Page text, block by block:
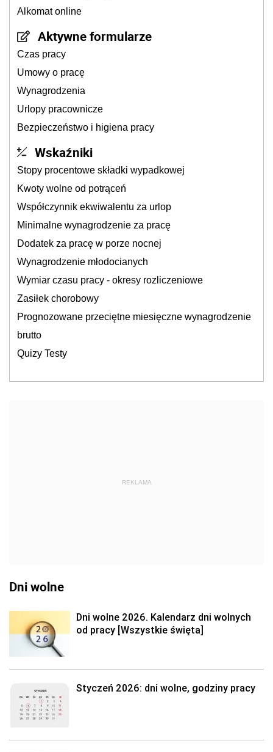
Alkomat online
Aktywne formularze
Czas pracy
Umowy o pracę
Wynagrodzenia
Urlopy pracownicze
Bezpieczeństwo i higiena pracy
Wskaźniki
Stopy procentowe składki wypadkowej
Kwoty wolne od potrąceń
Współczynnik ekwiwalentu za urlop
Minimalne wynagrodzenie za pracę
Dodatek za pracę w porze nocnej
Wynagrodzenie młodocianych
Wymiar czasu pracy - okresy rozliczeniowe
Zasiłek chorobowy
Prognozowane przeciętne miesięczne wynagrodzenie
brutto
Quizy Testy
REKLAMA
Dni wolne
Dni wolne 2026. Kalendarz dni wolnych
od pracy [Wszystkie święta]
Styczeń 2026: dni wolne, godziny pracy